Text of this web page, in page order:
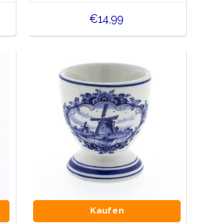
€14,99
Kaufen